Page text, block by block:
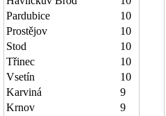
Pardubice
10
Prostějov
10
Stod
10
Třinec
10
Vsetín
10
Karviná
9
Krnov
9